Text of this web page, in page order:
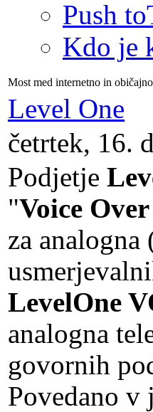
Push
Kdo je
Most med internetno in
Level One
četrtek, 16.
Podjetje
"Voice
za
LevelOne
analogna
govornih
Povedano